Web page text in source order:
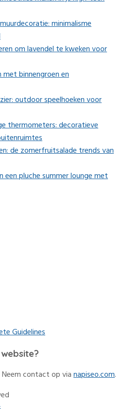
minimalisme
om lavendel te kweken voor
met binnengroen en
outdoor speelhoeken voor
thermometers: decoratieve
de zomerfruitsalade trends van
een pluche summer lounge met
Guidelines
contact op vianapiseo.com.